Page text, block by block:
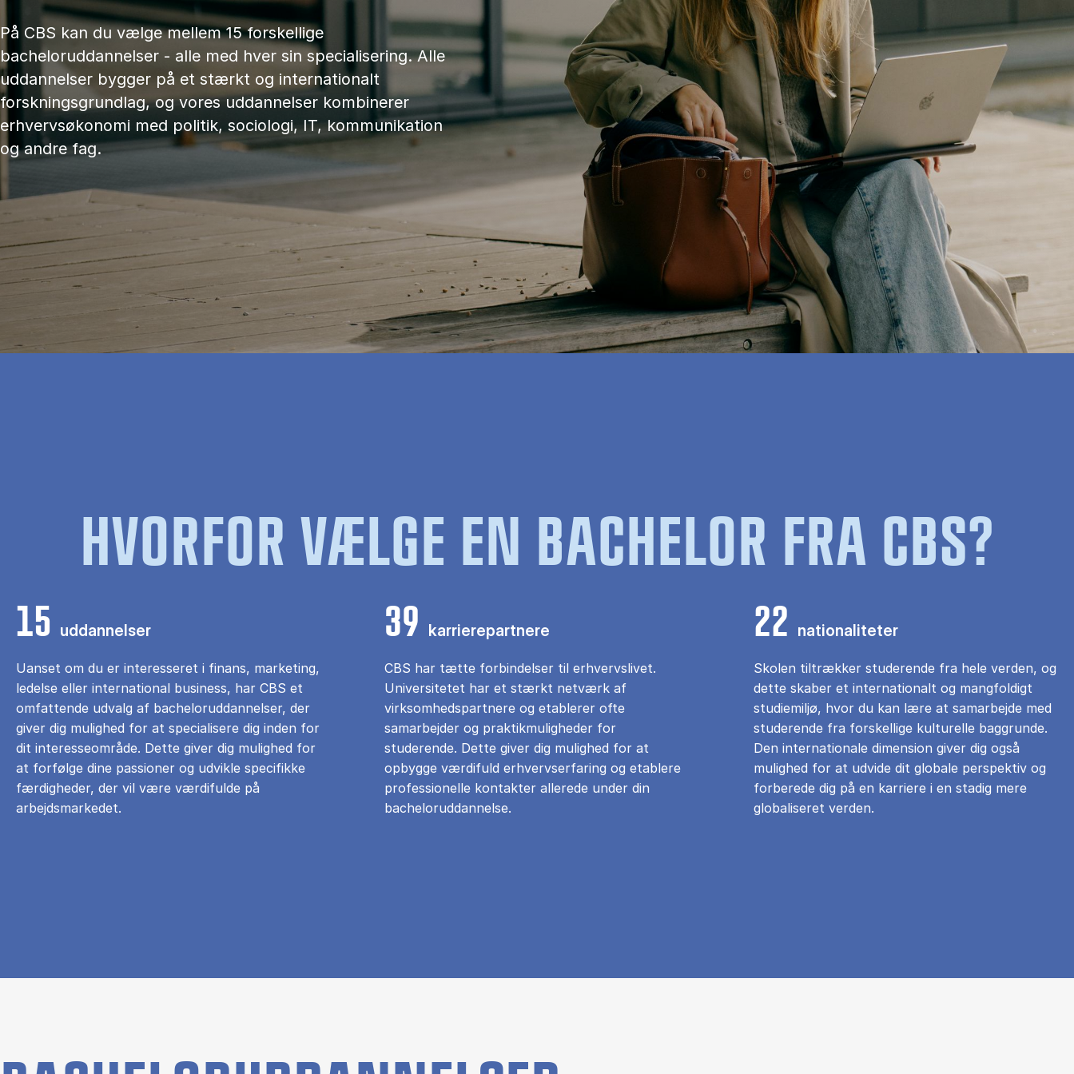
På CBS kan du vælge mellem 15 forskellige
bacheloruddannelser - alle med hver sin specialisering. Alle
uddannelser bygger på et stærkt og internationalt
forskningsgrundlag, og vores uddannelser kombinerer
erhvervsøkonomi med politik, sociologi, IT, kommunikation
og andre fag.
HVORFOR VÆLGE EN BACHELOR FRA CBS?
15 uddannelser
Uanset om du er interesseret i finans, marketing,
ledelse eller international business, har CBS et
omfattende udvalg af bacheloruddannelser, der
giver dig mulighed for at specialisere dig inden for
dit interesseområde. Dette giver dig mulighed for
at forfølge dine passioner og udvikle specifikke
færdigheder, der vil være værdifulde på
arbejdsmarkedet.
39 karrierepartnere
CBS har tætte forbindelser til erhvervslivet.
Universitetet har et stærkt netværk af
virksomhedspartnere og etablerer ofte
samarbejder og praktikmuligheder for
studerende. Dette giver dig mulighed for at
opbygge værdifuld erhvervserfaring og etablere
professionelle kontakter allerede under din
bacheloruddannelse.
22 nationaliteter
Skolen tiltrækker studerende fra hele verden, og
dette skaber et internationalt og mangfoldigt
studiemiljø, hvor du kan lære at samarbejde med
studerende fra forskellige kulturelle baggrunde.
Den internationale dimension giver dig også
mulighed for at udvide dit globale perspektiv og
forberede dig på en karriere i en stadig mere
globaliseret verden.